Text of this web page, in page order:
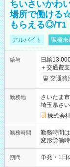
ちいさいかわ
場所で働ける
もらえる◎/T1
アルバイト 職種未
給与
日給
＋交通費支給 ★交通費全額支給！ ┗案件により規
いOK！
ンビニATM
交通費
勤務地
さいたま
埼玉県さ
株式会
勤務時間
勤務時間
変形労働時間制
～21：00
期間 単発・1日